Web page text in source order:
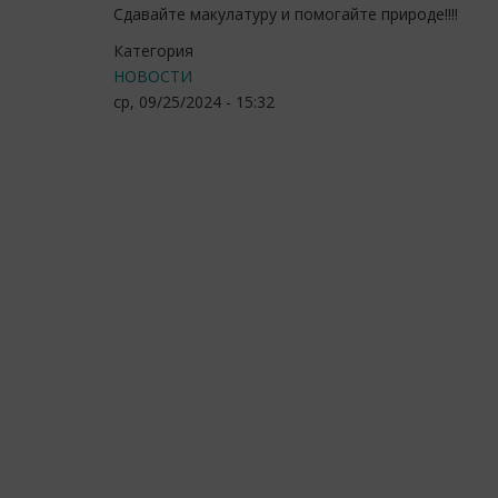
Сдавайте макулатуру и помогайте природе!!!!
Категория
НОВОСТИ
ср, 09/25/2024 - 15:32